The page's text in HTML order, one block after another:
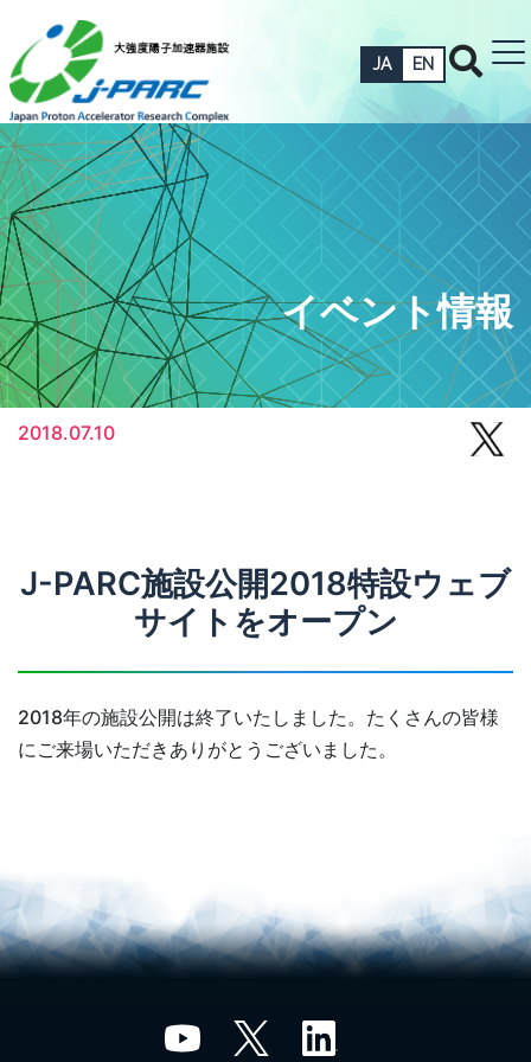
JA EN
イベント情報
2018.07.10
J-PARC施設公開2018特設ウェブ
サイトをオープン
2018年の施設公開は終了いたしました。たくさんの皆様
にご来場いただきありがとうございました。